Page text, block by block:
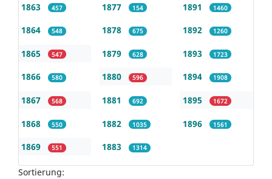
1863 457
1864 548
1865 547
1866 580
1867 568
1868 550
1869 551
1877 154
1878 675
1879 628
1880 596
1881 692
1882 1035
1883 1314
1891 1460
1892 1260
1893 1723
1894 1908
1895 1672
1896 1561
Sortierung: